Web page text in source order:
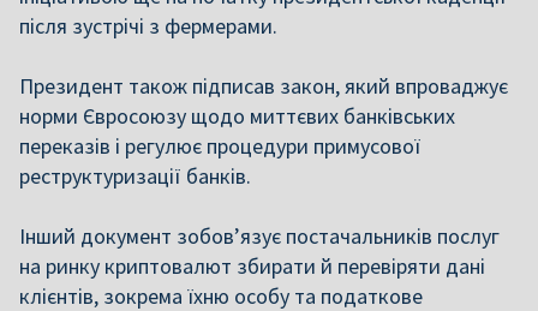
після зустрічі з фермерами.
Президент також підписав закон, який впроваджує
норми Євросоюзу щодо миттєвих банківських
переказів і регулює процедури примусової
реструктуризації банків.
Інший документ зобов’язує постачальників послуг
на ринку криптовалют збирати й перевіряти дані
клієнтів, зокрема їхню особу та податкове